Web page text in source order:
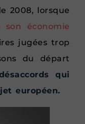
2008, lorsque
économie
jugées trop
du départ
qui
européen.